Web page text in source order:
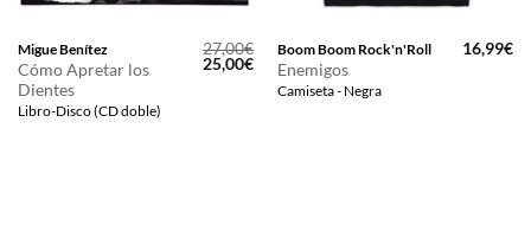
Migue Benítez
Cómo Apretar los
Dientes
Libro-Disco (CD doble)
27,00€
El
precio
25,00€El
precio
actual
Boom Boom Rock'n'Roll
Enemigos
Camiseta - Negra
16,99€